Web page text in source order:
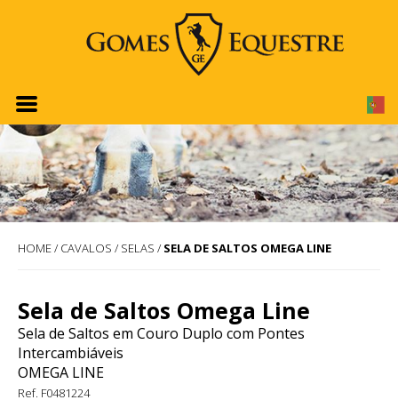
HOME/ CAVALOS / SELAS / SELA DE SALTOS OMEGA LINE
Sela de Saltos Omega Line
Sela de Saltos em Couro Duplo com Pontes
Intercambiáveis
OMEGA LINE
Ref. F0481224